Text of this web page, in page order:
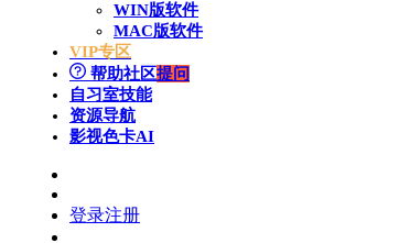
WIN版软件
MAC版软件
VIP专区
帮助社区提问
自习室技能
资源导航
影视色卡AI
登录注册